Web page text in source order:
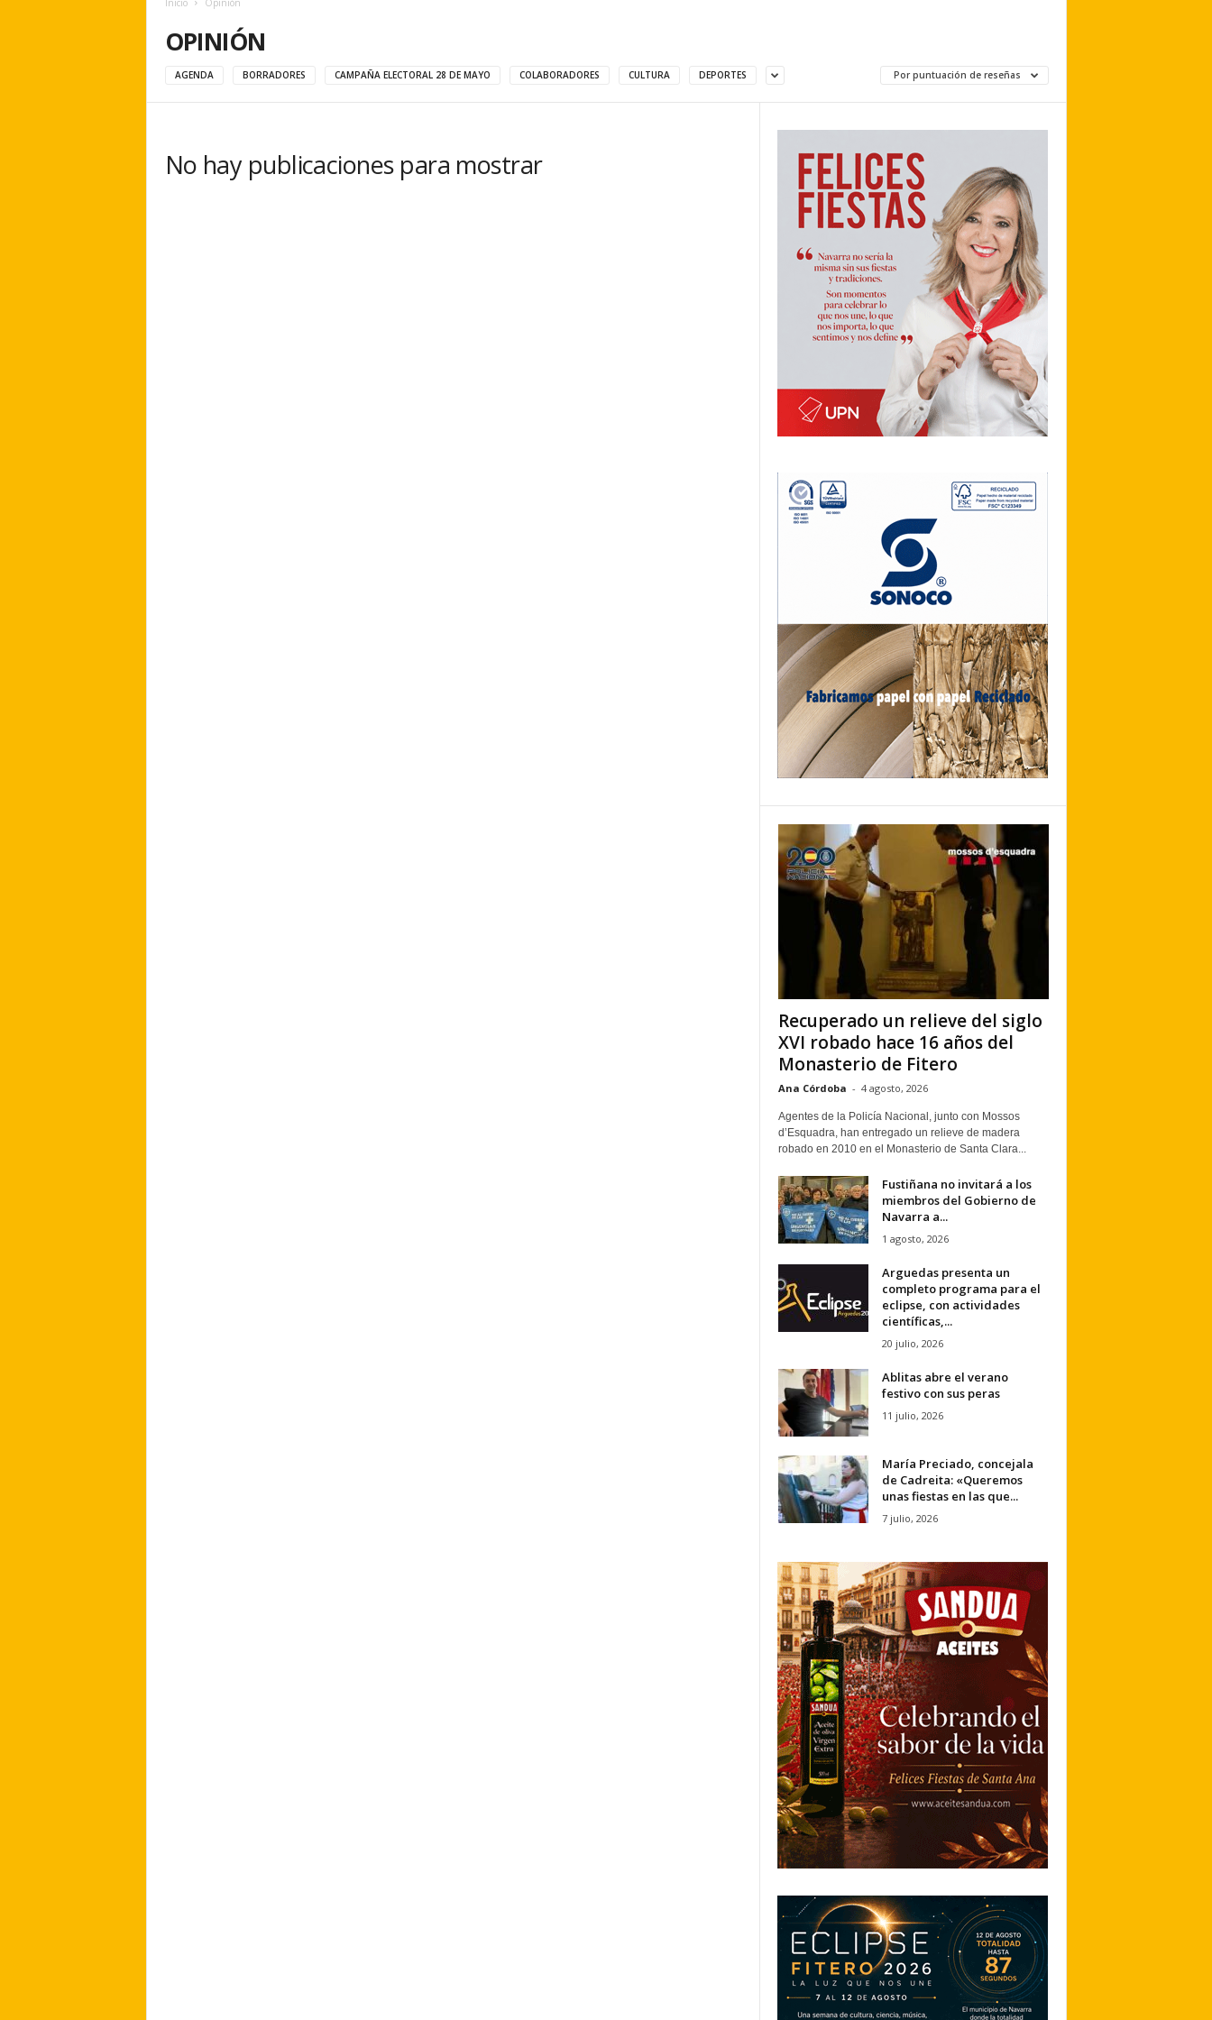
s
Inicio Opinión
OPINIÓN
AGENDA BORRADORES CAMPAÑA ELECTORAL 28 DE MAYO COLABORADORES CULTURA DEPORTES Por puntuación de reseñas
No hay publicaciones para mostrar
Recuperado un relieve del siglo
XVI robado hace 16 años del
Monasterio de Fitero
Ana Córdoba - 4 agosto, 2026
Agentes de la Policía Nacional, junto con Mossos
d’Esquadra, han entregado un relieve de madera
robado en 2010 en el Monasterio de Santa Clara...
Fustiñana no invitará a los
miembros del Gobierno de
Navarra a...
1 agosto, 2026
Arguedas presenta un
completo programa para el
eclipse, con actividades
científicas,...
20 julio, 2026
Ablitas abre el verano
festivo con sus peras
11 julio, 2026
María Preciado, concejala
de Cadreita: «Queremos
unas fiestas en las que...
7 julio, 2026